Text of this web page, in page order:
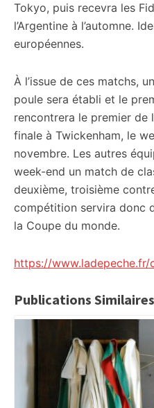
Tokyo, puis recevra les
l’Argentine à l’automne.
européennes.
À l’issue de ces matchs,
poule sera établi et le
rencontrera le premier de
finale à Twickenham, le
novembre. Les autres
week-end un match de
deuxième, troisième
compétition servira donc
la Coupe du monde.
https://
Publications